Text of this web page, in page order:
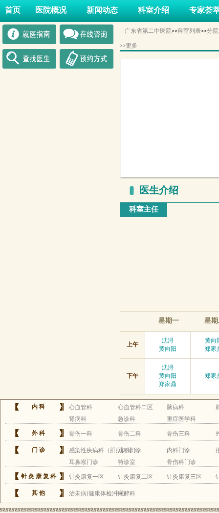
首页 医院概况 新闻动态 科室介绍 专家荟
广东省第二中医院>>科室列表>>分
>>更多
医生介绍
科室主任
星期一 星
上午
沈浔
黄向阳
黄向
郑家
下午
沈浔
黄向阳
郑家鼎
郑家
内科 心血管科 心血管科二区 脑病科
肾病科
急诊科 重症医学科
外科 骨伤一科 骨伤二科 骨伤三科
门诊 感染性疾病科（肝病门诊）
儿科门诊 内科门诊
耳鼻喉门诊
特诊室 骨伤科门诊
针灸康复科 针灸康复一区 针灸康复二区 针灸康复三区
其他 治未病(健康体检)中心麻醉科